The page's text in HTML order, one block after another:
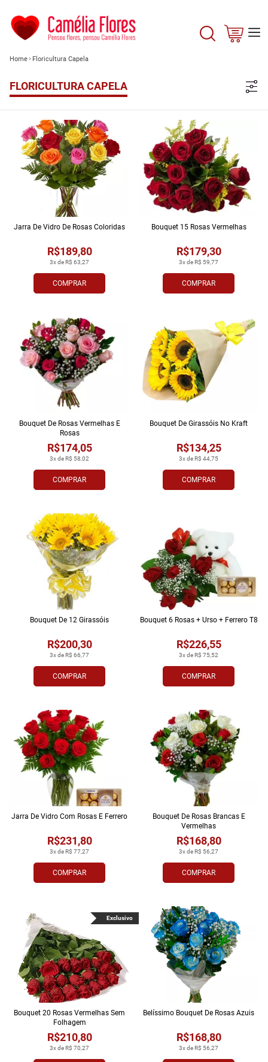
Home Floricultura Capela
FLORICULTURA CAPELA
COMPRAR
3x de R$ 63,27
R$189,80
Jarra De Vidro De Rosas Coloridas
COMPRAR
3x de R$ 59,77
R$179,30
Bouquet 15 Rosas Vermelhas
COMPRAR
3x de R$ 58,02
R$174,05
Bouquet De Rosas Vermelhas E
Rosas
COMPRAR
3x de R$ 44,75
R$134,25
Bouquet De Girassóis No Kraft
COMPRAR
3x de R$ 66,77
R$200,30
Bouquet De 12 Girassóis
COMPRAR
3x de R$ 75,52
R$226,55
Bouquet 6 Rosas + Urso + Ferrero T8
COMPRAR
3x de R$ 77,27
R$231,80
Jarra De Vidro Com Rosas E Ferrero
COMPRAR
3x de R$ 56,27
R$168,80
Bouquet De Rosas Brancas E
Vermelhas
3x de R$ 70,27
R$210,80
Bouquet 20 Rosas Vermelhas Sem
Folhagem
Exclusivo
3x de R$ 56,27
R$168,80
Belíssimo Bouquet De Rosas Azuis